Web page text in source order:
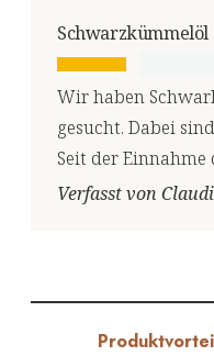
Schwarzkümmelöl
Wir haben
gesucht. Dabei
Seit der
Verfasst von